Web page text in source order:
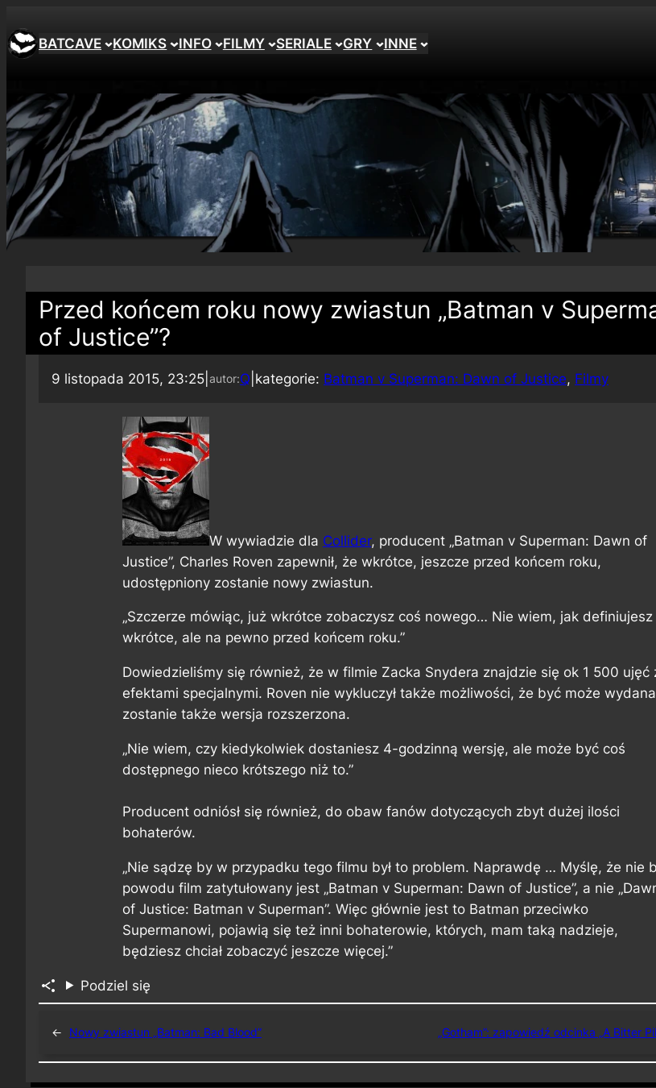
BATCAVE KOMIKS INFO FILMY SERIALE GRY INNE
Przed końcem roku nowy zwiastun „Batman v
of Justice”?
9 listopada 2015, 23:25 autor:Q kategorie: Batman v Superman: Dawn of Justice, Filmy
W wywiadzie dla Collider, producent „Batman v Superman: Dawn of
Justice”, Charles Roven zapewnił, że wkrótce, jeszcze przed końcem roku,
udostępniony zostanie nowy zwiastun.
„Szczerze mówiąc, już wkrótce zobaczysz coś nowego… Nie wiem, jak definiujesz
wkrótce, ale na pewno przed końcem roku.”
Dowiedzieliśmy się również, że w filmie Zacka Snydera znajdzie się ok 1 500 ujęć
efektami specjalnymi. Roven nie wykluczył także możliwości, że być może wydana
zostanie także wersja rozszerzona.
„Nie wiem, czy kiedykolwiek dostaniesz 4-godzinną wersję, ale może być coś
dostępnego nieco krótszego niż to.”
Producent odniósł się również, do obaw fanów dotyczących zbyt dużej ilości
bohaterów.
„Nie sądzę by w przypadku tego filmu był to problem. Naprawdę … Myślę, że nie
powodu film zatytułowany jest „Batman v Superman: Dawn of Justice”, a nie
of Justice: Batman v Superman”. Więc głównie jest to Batman przeciwko
Supermanowi, pojawią się też inni bohaterowie, których, mam taką nadzieje,
będziesz chciał zobaczyć jeszcze więcej.”
Podziel się
← Nowy zwiastun „Batman: Bad Blood” „Gotham”: zapowiedź odcinka „A Bitter